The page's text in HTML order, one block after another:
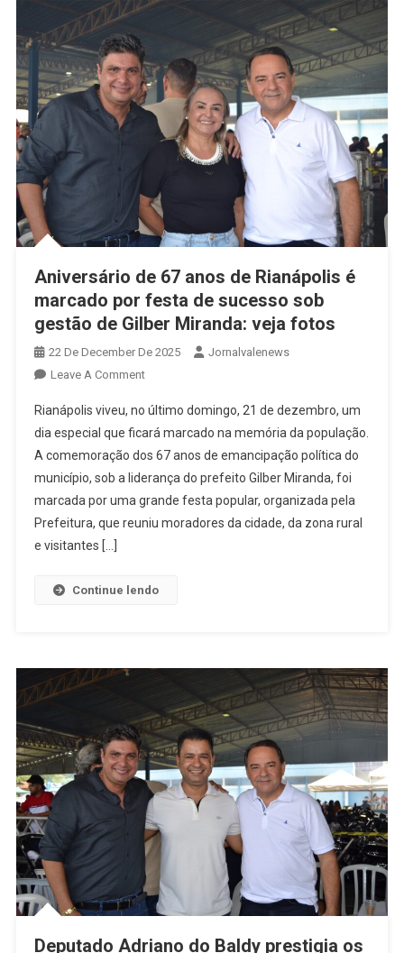
Públicos
Aniversário de 67 anos de Rianápolis é
marcado por festa de sucesso sob
gestão de Gilber Miranda: veja fotos
22 De December De 2025
Jornalvalenews
Leave A CommentOn
De
67
Anos
De
Rianápolis
É
Miranda:
Veja
Fotos
Rianápolis viveu, no último domingo, 21 de dezembro, um
dia especial que ficará marcado na memória da população.
A comemoração dos 67 anos de emancipação política do
município, sob a liderança do prefeito Gilber Miranda, foi
marcada por uma grande festa popular, organizada pela
Prefeitura, que reuniu moradores da cidade, da zona rural
e visitantes […]
Continue lendo
Deputado Adriano do Baldy prestigia os